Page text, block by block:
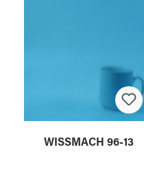
WISSMACH 96-13